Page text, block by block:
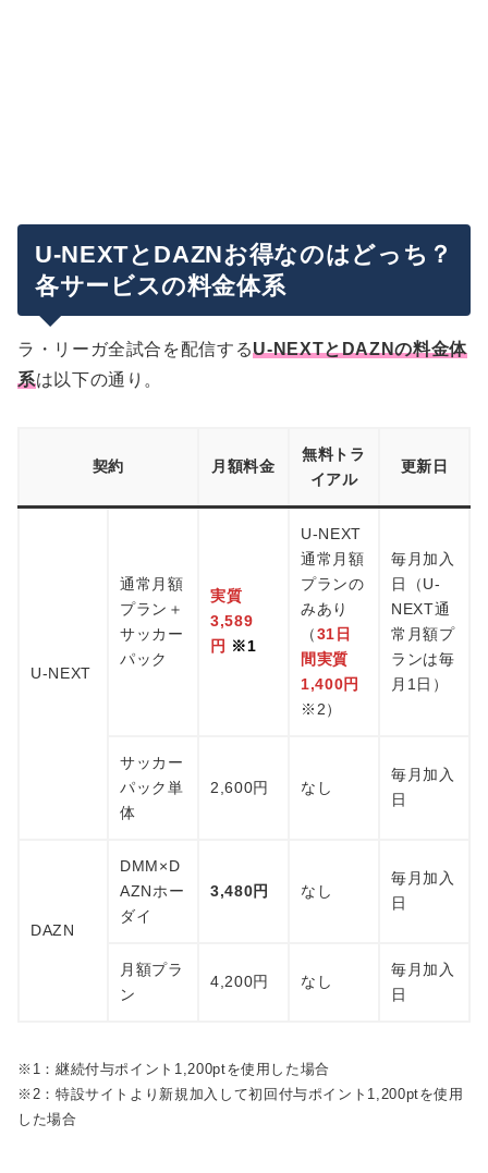
U-NEXTとDAZNお得なのはどっち？
各サービスの料金体系
ラ・リーガ全試合を配信するU-NEXTとDAZNの料金体
系は以下の通り。
契約 月額料金
無料トラ
イアル
更新日
U-NEXT
通常月額
プラン＋
サッカー
パック
実質
3,589
円 ※1
U-NEXT
通常月額
プランの
みあり
（31日
間実質
1,400円
※2）
毎月加入
日（U-
NEXT通
常月額プ
ランは毎
月1日）
サッカー
パック単
体
2,600円 なし
毎月加入
日
DAZN
DMM×D
AZNホー
ダイ
3,480円 なし
毎月加入
日
月額プラ
ン
4,200円 なし
毎月加入
日
※1：継続付与ポイント1,200ptを使用した場合
※2：特設サイトより新規加入して初回付与ポイント1,200ptを使用
した場合